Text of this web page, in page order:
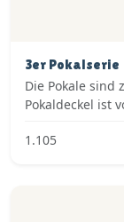
3er Pokalserie
Die Pokale sind
Pokaldeckel ist
1.105